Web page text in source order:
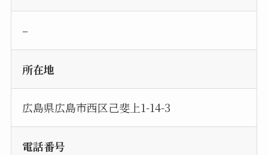
–
所在地
広島県広島市西区己斐上1-14-3
電話番号